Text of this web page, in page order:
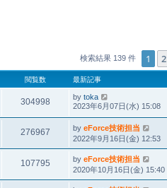
検索結果 139 件 1 2
閲覧数 最新記事
304998 by toka
2023年6月07日(水) 15:08
276967 by eForce技術担当
2022年9月16日(金) 12:53
107795 by eForce技術担当
2020年10月16日(金) 15:40